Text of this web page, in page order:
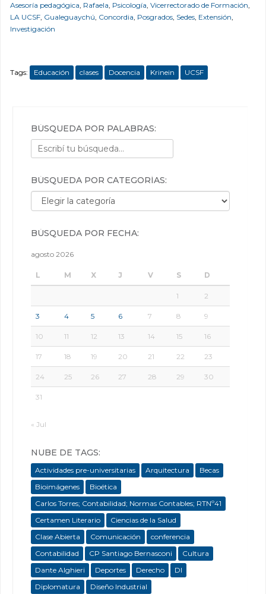
Asesoría pedagógica, Rafaela, Psicología, Vicerrectorado de Formación,
LA UCSF, Gualeguaychú, Concordia, Posgrados, Sedes, Extensión,
Investigación
Tags: Educación clases Docencia Krinein UCSF
BÚSQUEDA POR PALABRAS:
BÚSQUEDA POR CATEGORÍAS:
Búsqueda por categorías:
BÚSQUEDA POR FECHA:
agosto 2026
L M X J V S D
1 2
3 4 5 6 7 8 9
10 11 12 13 14 15 16
17 18 19 20 21 22 23
24 25 26 27 28 29 30
31
« Jul
NUBE DE TAGS:
Actividades pre-universitarias Arquitectura
Becas
Bioimágenes
Bioética
Carlos Torres; Contabilidad; Normas Contables; RTNº41
Certamen Literario
Ciencias de la Salud
Clase Abierta
Comunicación
conferencia
Contabilidad
CP Santiago Bernasconi
Cultura
Dante Alghieri
Deportes Derecho
DI
Diplomatura
Diseño Industrial